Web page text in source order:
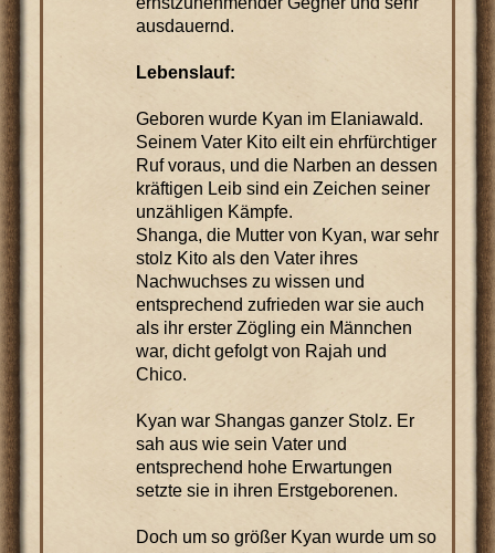
ausdauernd.
Lebenslauf:
Geboren wurde Kyan im Elaniawald.
Seinem Vater Kito eilt ein ehrfürchtiger
Ruf voraus, und die Narben an dessen
kräftigen Leib sind ein Zeichen seiner
unzähligen Kämpfe.
Shanga, die Mutter von Kyan, war sehr
stolz Kito als den Vater ihres
Nachwuchses zu wissen und
entsprechend zufrieden war sie auch
als ihr erster Zögling ein Männchen
war, dicht gefolgt von Rajah und
Chico.
Kyan war Shangas ganzer Stolz. Er
sah aus wie sein Vater und
entsprechend hohe Erwartungen
setzte sie in ihren Erstgeborenen.
Doch um so größer Kyan wurde um so